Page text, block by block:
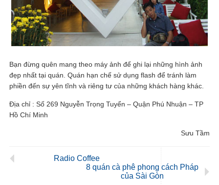
Bạn đừng quên mang theo máy ảnh để ghi lại những hình ảnh
đẹp nhất tại quán. Quán hạn chế sử dụng flash để tránh làm
phiền đến sự yên tĩnh và riêng tư của những khách hàng khác.
Địa chỉ : Số 269 Nguyễn Trọng Tuyển – Quận Phú Nhuận – TP
Hồ Chí Minh
Sưu Tầm
Radio Coffee
8 quán cà phê phong cách Pháp
của Sài Gòn